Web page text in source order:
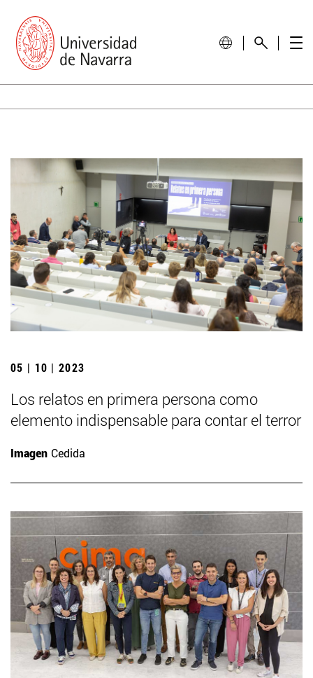
05 | 10 | 2023
Los relatos en primera persona como
elemento indispensable para contar el terror
Imagen Cedida